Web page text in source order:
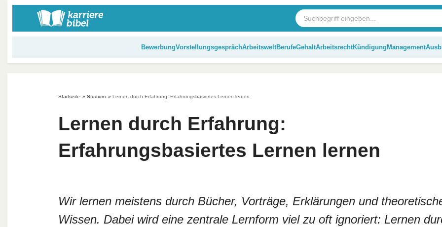
BewerbungVorstellungsgesprächArbeitsweltBerufeGehaltArbeitsrechtKündigung Management
Startseite » Studium » Lernen durch Erfahrung: Erfahrungsbasiertes Lernen lernen
Lernen durch Erfahrung:
Erfahrungsbasiertes Lernen lernen
Wir lernen meistens durch Bücher, Vorträge, Erklärungen und
Wissen. Dabei wird eine zentrale Lernform viel zu oft ignoriert: Lernen